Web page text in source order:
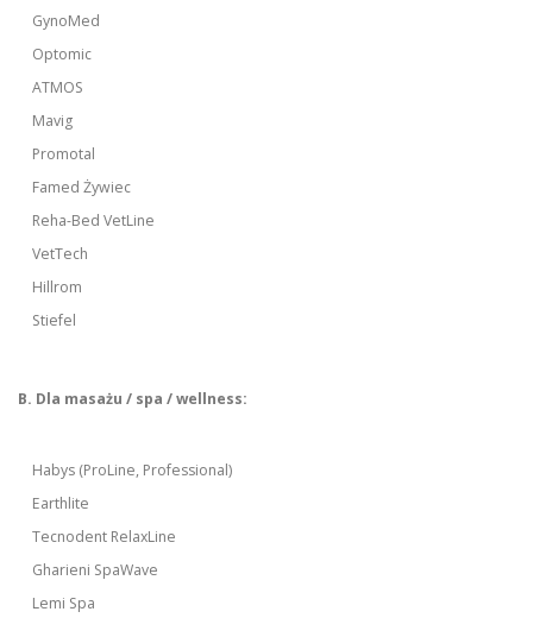
GynoMed
Optomic
ATMOS
Mavig
Promotal
Famed Żywiec
Reha-Bed VetLine
VetTech
Hillrom
Stiefel
B. Dla masażu / spa / wellness:
Habys (ProLine, Professional)
Earthlite
Tecnodent RelaxLine
Gharieni SpaWave
Lemi Spa